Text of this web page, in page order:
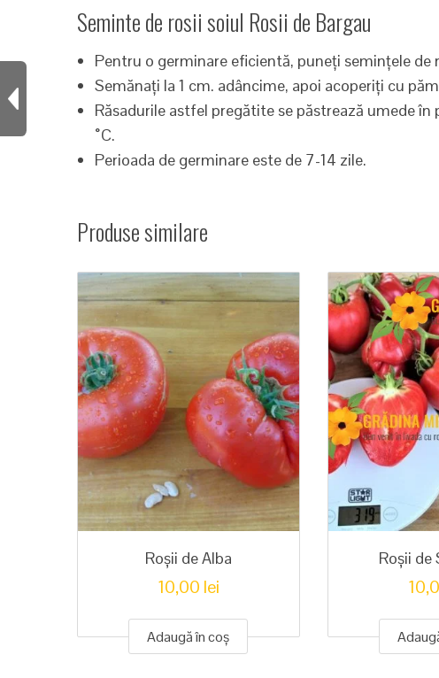
Seminte de rosii soiul Rosii de Bargau
Pentru o germinare eficientă, puneți semințele de
Semănați la 1 cm. adâncime, apoi acoperiți cu
Răsadurile astfel pregătite se păstrează umede
˚C.
Perioada de germinare este de 7-14 zile.
Produse similare
Roșii de Alba
10,00 lei
Adaugă în coș
Roșii de